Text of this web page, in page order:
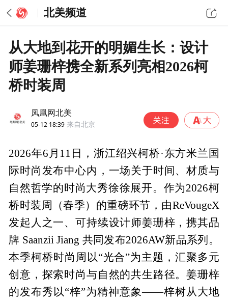
北美频道
从大地到花开的明媚生长：设计
师姜珊梓携全新系列亮相2026柯
桥时装周
凤凰网北美
05-12 18:39 来自北京
2026年6月11日，浙江绍兴柯桥·东方米兰国
际时尚发布中心内，一场关于时间、材质与
自然哲学的时尚大秀徐徐展开。作为2026柯
桥时装周（春季）的重磅环节，由ReVougeX
发起人之一、可持续设计师姜珊梓，携其品
牌 Saanzii Jiang 共同发布2026AW新品系列。
本季柯桥时尚周以“光合”为主题，汇聚多元
创意，探索时尚与自然的共生路径。姜珊梓
的发布秀以“梓”为精神意象——梓树从大地